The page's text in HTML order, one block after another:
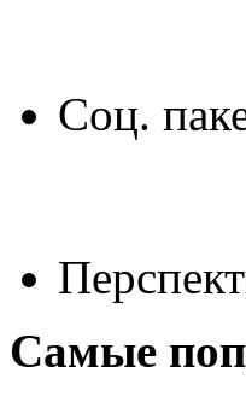
Соц.
Самые